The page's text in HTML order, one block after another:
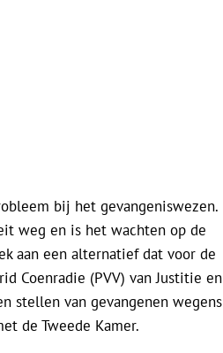
bij het gevangeniswezen.
weg en is het wachten op de
aan een alternatief dat voor de
Coenradie (PVV) van Justitie en
stellen van gevangenen wegens
de Tweede Kamer.